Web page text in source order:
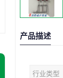
产品描述
行业类型